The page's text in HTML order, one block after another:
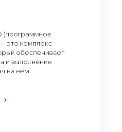
это комплекс
обеспечивает
и выполнение
на нём.